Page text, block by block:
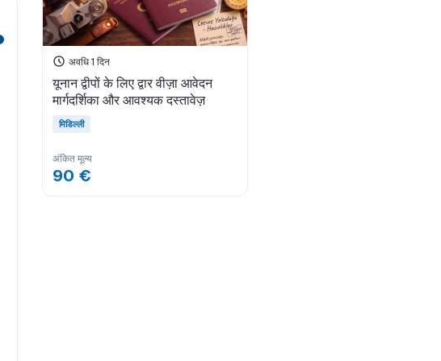
अवधि 1 दिन
यूनान द्वीपों के लिए द्वार वीज़ा आवेदन
मार्गदर्शिका और आवश्यक दस्तावेज़
मिडिल्ली
अंकित मूल्य
90 €